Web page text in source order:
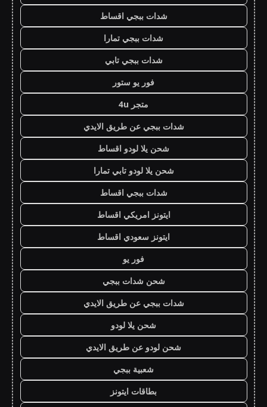
شدات ببجي اقساط
شدات ببجي تمارا
شدات ببجي تابي
فور يو ستور
متجر 4u
شدات ببجي عن طريق الايدي
شحن يلا لودو اقساط
شحن يلا لودو تابي تمارا
شدات ببجي اقساط
ايتونز امريكي اقساط
ايتونز سعودي اقساط
فور يو
شحن شدات ببجي
شدات ببجي عن طريق الايدي
شحن يلا لودو
شحن لودو عن طريق الايدي
شعبية ببجي
بطاقات ايتونز